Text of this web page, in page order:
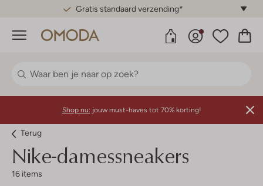
Gratis standaard verzending*
Menu
Shop nu: jouw must-haves tot 70% korting!
Terug
Nike-damessneakers
16 items